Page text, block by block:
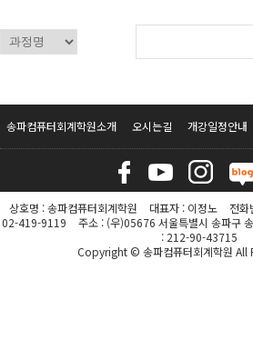
송파컴퓨터회계학원소개 오시는길 개강일정안내
상호명 : 송파컴퓨터회계학원 대표자 : 이정노 전
02-419-9119
주소 : (우)05676 서울특별시 송파구
: 212-90-43715
Copyright © 송파컴퓨터회계학원 All